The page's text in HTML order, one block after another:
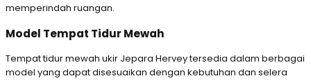
memperindah ruangan.
Model Tempat Tidur Mewah
Tempat tidur mewah ukir Jepara Hervey tersedia dalam berbagai
model yang dapat disesuaikan dengan kebutuhan dan selera